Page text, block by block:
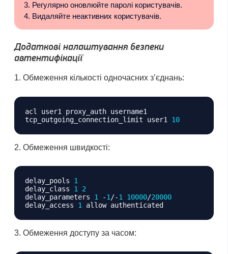
Регулярно оновлюйте паролі користувачів.
Видаляйте неактивних користувачів.
Додаткові налаштування безпеки
автентифікації
Обмеження кількості одночасних з’єднань:
acl user1 proxy_auth username1
tcp_outgoing_connection_limit user1 10
Обмеження швидкості:
delay_pools 1
delay_class 1
2
delay_parameters 1 -1 /-1 10000/20000
delay_access 1
Обмеження доступу за часом: